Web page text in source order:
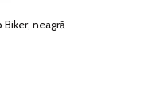
neagră